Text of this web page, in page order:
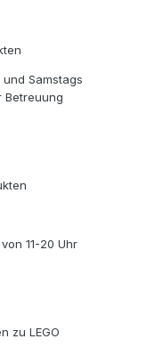
Samstags
Betreuung
11-20 Uhr
zu LEGO